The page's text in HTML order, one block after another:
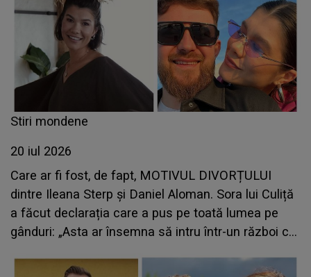
Stiri mondene
20 iul 2026
Care ar fi fost, de fapt, MOTIVUL DIVORȚULUI
dintre Ileana Sterp și Daniel Aloman. Sora lui Culiță
a făcut declarația care a pus pe toată lumea pe
gânduri: „Asta ar însemna să intru într-un război cu